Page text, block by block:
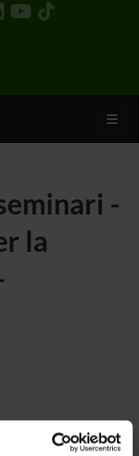
-
la
bioinformatica.